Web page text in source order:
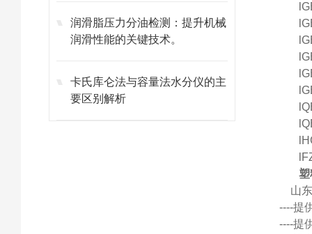
润滑脂压力分油检测：提升机械
润滑性能的关键技术。
卡氏库仑法与容量法水分仪的主
要区别解析
l
l
l
l
l
l
l
l
塑
山
----提
----提